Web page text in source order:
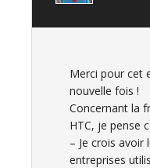
Merci pour cet
nouvelle fois !
Concernant la
HTC, je pense
– Je crois avoir
entreprises